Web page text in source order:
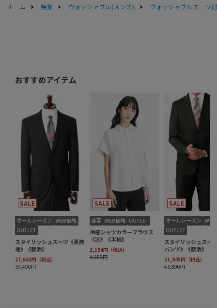
ホーム
特集 ウォッシャブル(メンズ) ウォッシャブルスーツ(